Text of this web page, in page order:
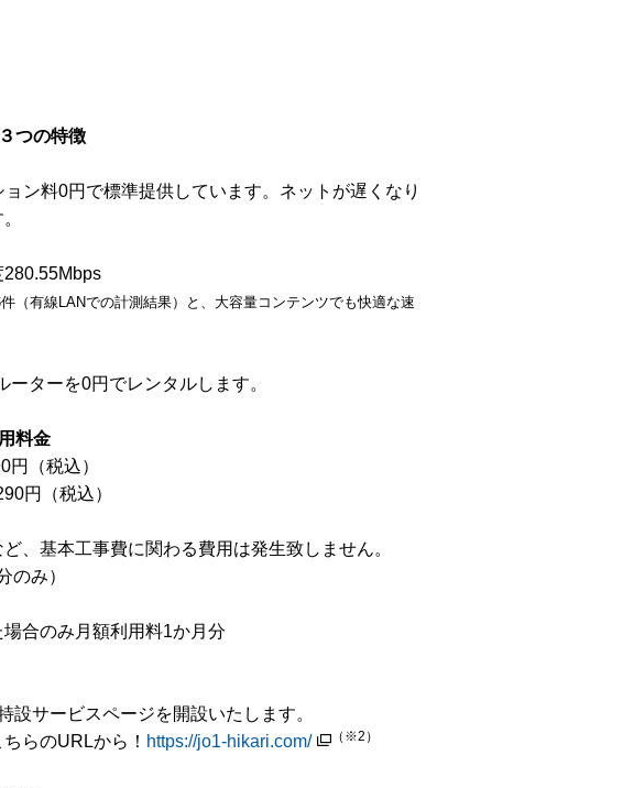
つの特徴
ン料0円で標準提供しています。ネットが遅くなり
（有線LANでの計測結果）と、大容量コンテンツでも快適な速
ターを0円でレンタルします。
料金
（税込）
（税込）
、基本工事費に関わる費用は発生致しません。
のみ）
合のみ月額利用料1か月分
サービスページを開設いたします。
らのURLから！ https://jo1-hikari.com/ （※2）